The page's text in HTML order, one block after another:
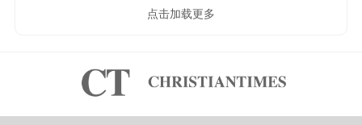
点击加载更多